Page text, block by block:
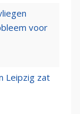
voor
Leipzig zat